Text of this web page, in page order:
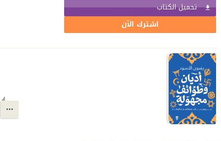
تحميل الكتاب
اشترك الآن